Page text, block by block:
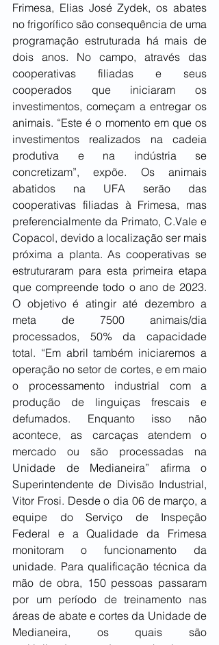
Frimesa, Elias José Zydek, os abates
no frigorífico são consequência de uma
programação estruturada há mais de
dois anos. No campo, através das
cooperativas filiadas e seus
cooperados que iniciaram os
investimentos, começam a entregar os
animais. “Este é o momento em que os
investimentos realizados na cadeia
produtiva e na indústria se
concretizam”, expõe. Os animais
abatidos na UFA serão das
cooperativas filiadas à Frimesa, mas
preferencialmente da Primato, C.Vale e
Copacol, devido a localização ser mais
próxima a planta. As cooperativas se
estruturaram para esta primeira etapa
que compreende todo o ano de 2023.
O objetivo é atingir até dezembro a
meta de 7500 animais/dia
processados, 50% da capacidade
total. “Em abril também iniciaremos a
operação no setor de cortes, e em maio
o processamento industrial com a
produção de linguiças frescais e
defumados. Enquanto isso não
acontece, as carcaças atendem o
mercado ou são processadas na
Unidade de Medianeira” afirma o
Superintendente de Divisão Industrial,
Vitor Frosi. Desde o dia 06 de março, a
equipe do Serviço de Inspeção
Federal e a Qualidade da Frimesa
monitoram o funcionamento da
unidade. Para qualificação técnica da
mão de obra, 150 pessoas passaram
por um período de treinamento nas
áreas de abate e cortes da Unidade de
Medianeira, os quais são